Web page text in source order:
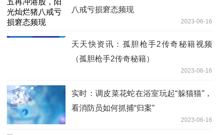
八戒亏损窘态频现
2023-06-16
天天快资讯：孤胆枪手2传奇秘籍视频
（孤胆枪手2传奇秘籍）
2023-06-16
实时：调皮菜花蛇在浴室玩起“躲猫猫”，
看消防员如何抓捕“归案”
2023-06-16